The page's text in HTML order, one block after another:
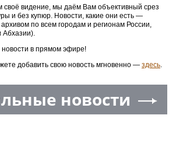
видение, мы даём Вам объективный срез
и без купюр. Новости, какие они есть —
по всем городам и регионам России,
Абхазии).
в прямом эфире!
добавить свою новость мгновенно — здесь.
новости